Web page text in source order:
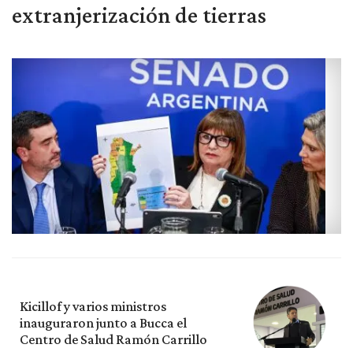
extranjerización de tierras
Kicillof y varios ministros
inauguraron junto a Bucca el
Centro de Salud Ramón Carrillo